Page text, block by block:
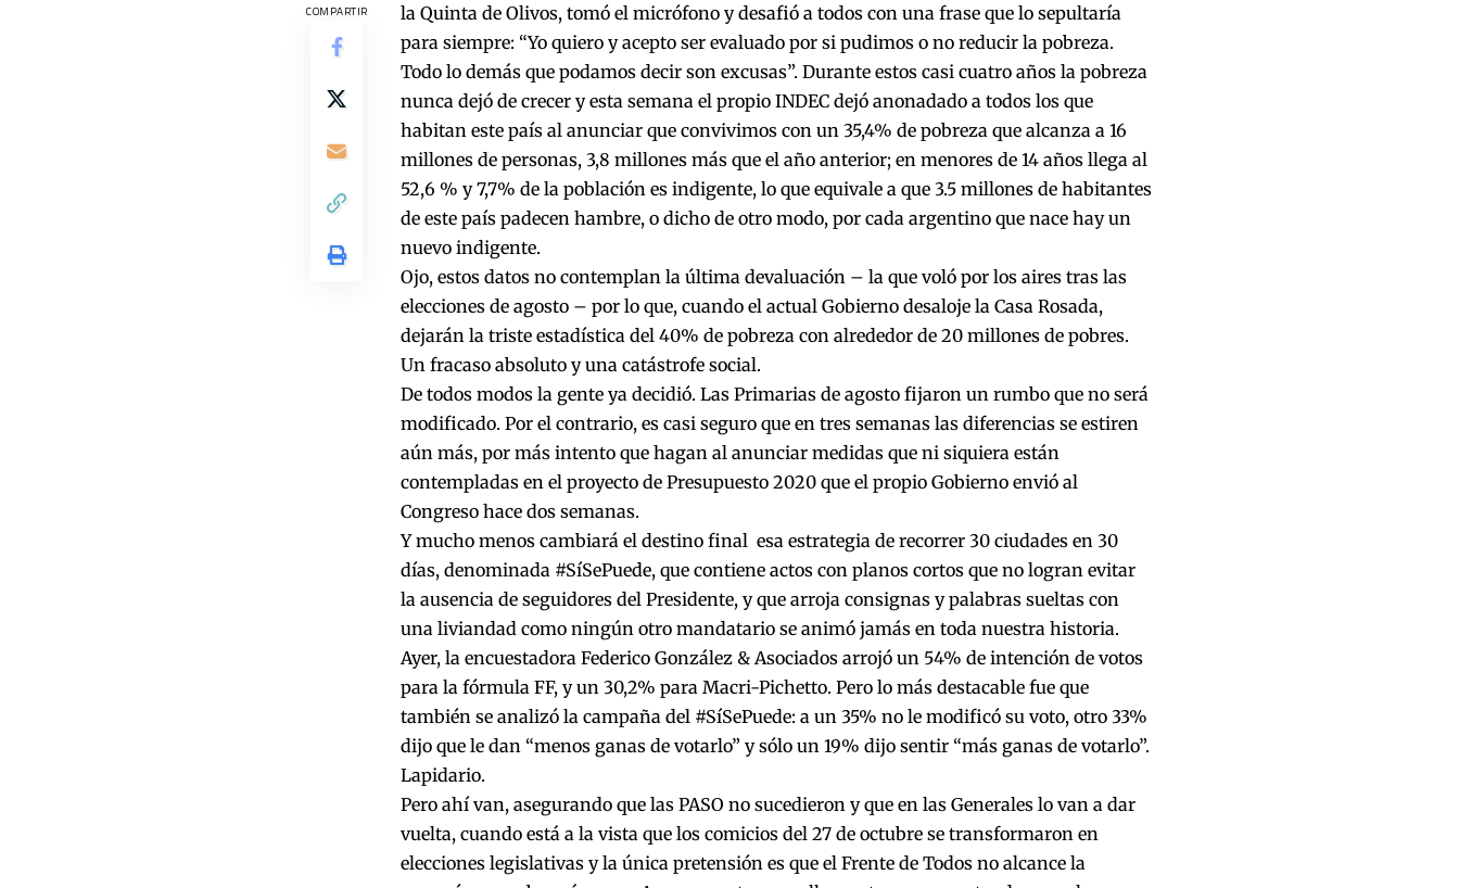
COMPARTIR
la Quinta de Olivos, tomó el micrófono y desafió a todos con una frase que lo sepultaría
para siempre: “Yo quiero y acepto ser evaluado por si pudimos o no reducir la pobreza.
Todo lo demás que podamos decir son excusas”. Durante estos casi cuatro años la pobreza
nunca dejó de crecer y esta semana el propio INDEC dejó anonadado a todos los que
habitan este país al anunciar que convivimos con un 35,4% de pobreza que alcanza a 16
millones de personas, 3,8 millones más que el año anterior; en menores de 14 años llega al
52,6 % y 7,7% de la población es indigente, lo que equivale a que 3.5 millones de habitantes
de este país padecen hambre, o dicho de otro modo, por cada argentino que nace hay un
nuevo indigente.
Ojo, estos datos no contemplan la última devaluación – la que voló por los aires tras las
elecciones de agosto – por lo que, cuando el actual Gobierno desaloje la Casa Rosada,
dejarán la triste estadística del 40% de pobreza con alrededor de 20 millones de pobres.
Un fracaso absoluto y una catástrofe social.
De todos modos la gente ya decidió. Las Primarias de agosto fijaron un rumbo que no será
modificado. Por el contrario, es casi seguro que en tres semanas las diferencias se estiren
aún más, por más intento que hagan al anunciar medidas que ni siquiera están
contempladas en el proyecto de Presupuesto 2020 que el propio Gobierno envió al
Congreso hace dos semanas.
Y mucho menos cambiará el destino final esa estrategia de recorrer 30 ciudades en 30
días, denominada #SíSePuede, que contiene actos con planos cortos que no logran evitar
la ausencia de seguidores del Presidente, y que arroja consignas y palabras sueltas con
una liviandad como ningún otro mandatario se animó jamás en toda nuestra historia.
Ayer, la encuestadora Federico González & Asociados arrojó un 54% de intención de votos
para la fórmula FF, y un 30,2% para Macri-Pichetto. Pero lo más destacable fue que
también se analizó la campaña del #SíSePuede: a un 35% no le modificó su voto, otro 33%
dijo que le dan “menos ganas de votarlo” y sólo un 19% dijo sentir “más ganas de votarlo”.
Lapidario.
Pero ahí van, asegurando que las PASO no sucedieron y que en las Generales lo van a dar
vuelta, cuando está a la vista que los comicios del 27 de octubre se transformaron en
elecciones legislativas y la única pretensión es que el Frente de Todos no alcance la